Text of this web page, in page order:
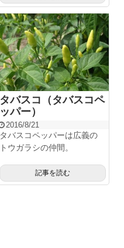
タバスコ（タバスコペ
ッパー）
2016/8/21
タバスコペッパーは広義の
トウガラシの仲間。
記事を読む